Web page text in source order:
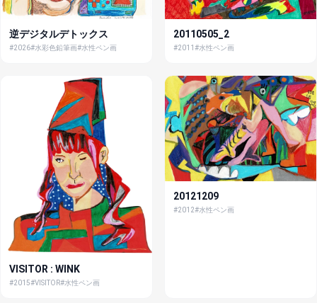
逆デジタルデトックス
#2026#水彩色鉛筆画#水性ペン画
20110505_2
#2011 #水性ペン画
VISITOR : WINK
#2015#VISITOR#水性ペン画
20121209
#2012#水性ペン画